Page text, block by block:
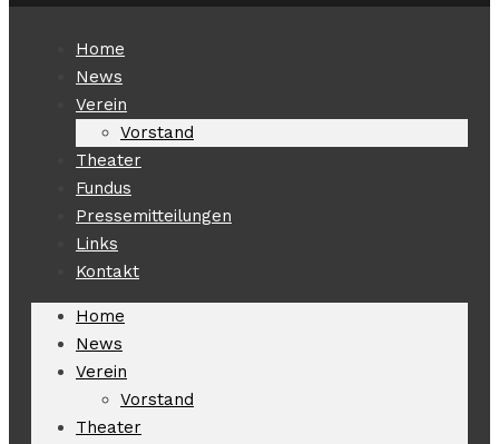
Home
News
Verein
Vorstand
Theater
Fundus
Pressemitteilungen
Links
Kontakt
Home
News
Verein
Vorstand
Theater